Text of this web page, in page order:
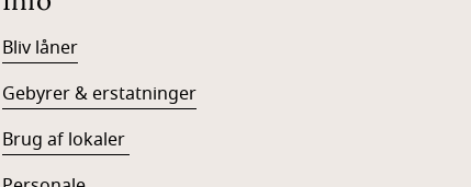
Bliv låner
Gebyrer & erstatninger
Brug af lokaler